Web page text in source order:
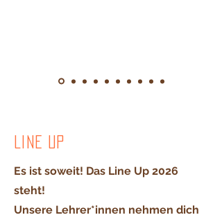
Line Up
Es ist soweit! Das Line Up 2026
steht!
Unsere Lehrer*innen nehmen dich